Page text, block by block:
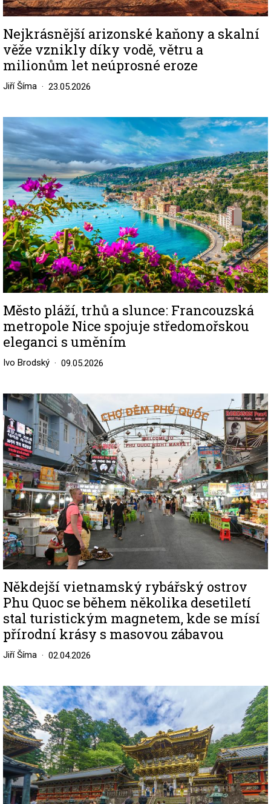
Nejkrásnější arizonské kaňony a skalní
věže vznikly díky vodě, větru a
milionům let neúprosné eroze
Jiří Šíma 23.05.2026
Image
Město pláží, trhů a slunce: Francouzská
metropole Nice spojuje středomořskou
eleganci s uměním
Ivo Brodský 09.05.2026
Image
Někdejší vietnamský rybářský ostrov
Phu Quoc se během několika desetiletí
stal turistickým magnetem, kde se mísí
přírodní krásy s masovou zábavou
Jiří Šíma 02.04.2026
Image